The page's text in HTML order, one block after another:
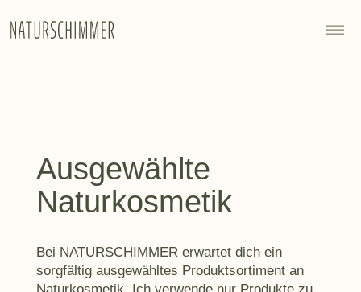
Ausgewählte
Naturkosmetik
Bei NATURSCHIMMER erwartet dich ein
sorgfältig ausgewähltes Produktsortiment an
Naturkosmetik. Ich verwende nur Produkte zu